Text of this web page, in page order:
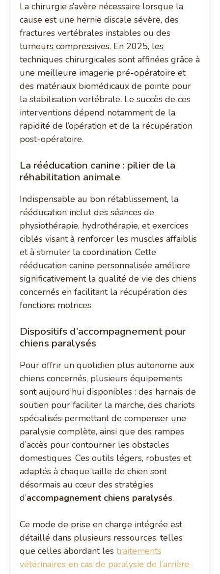
La chirurgie s’avère nécessaire lorsque la
cause est une hernie discale sévère, des
fractures vertébrales instables ou des
tumeurs compressives. En 2025, les
techniques chirurgicales sont affinées grâce à
une meilleure imagerie pré-opératoire et
des matériaux biomédicaux de pointe pour
la stabilisation vertébrale. Le succès de ces
interventions dépend notamment de la
rapidité de l’opération et de la récupération
post-opératoire.
La rééducation canine : pilier de la
réhabilitation animale
Indispensable au bon rétablissement, la
rééducation inclut des séances de
physiothérapie, hydrothérapie, et exercices
ciblés visant à renforcer les muscles affaiblis
et à stimuler la coordination. Cette
rééducation canine personnalisée améliore
significativement la qualité de vie des chiens
concernés en facilitant la récupération des
fonctions motrices.
Dispositifs d’accompagnement pour
chiens paralysés
Pour offrir un quotidien plus autonome aux
chiens concernés, plusieurs équipements
sont aujourd’hui disponibles : des harnais de
soutien pour faciliter la marche, des chariots
spécialisés permettant de compenser une
paralysie complète, ainsi que des rampes
d’accès pour contourner les obstacles
domestiques. Ces outils légers, robustes et
adaptés à chaque taille de chien sont
désormais au cœur des stratégies
d’accompagnement chiens paralysés.
Ce mode de prise en charge intégrée est
détaillé dans plusieurs ressources, telles
que celles abordant lestraitements
vétérinaires en cas de paralysie de l’arrière-